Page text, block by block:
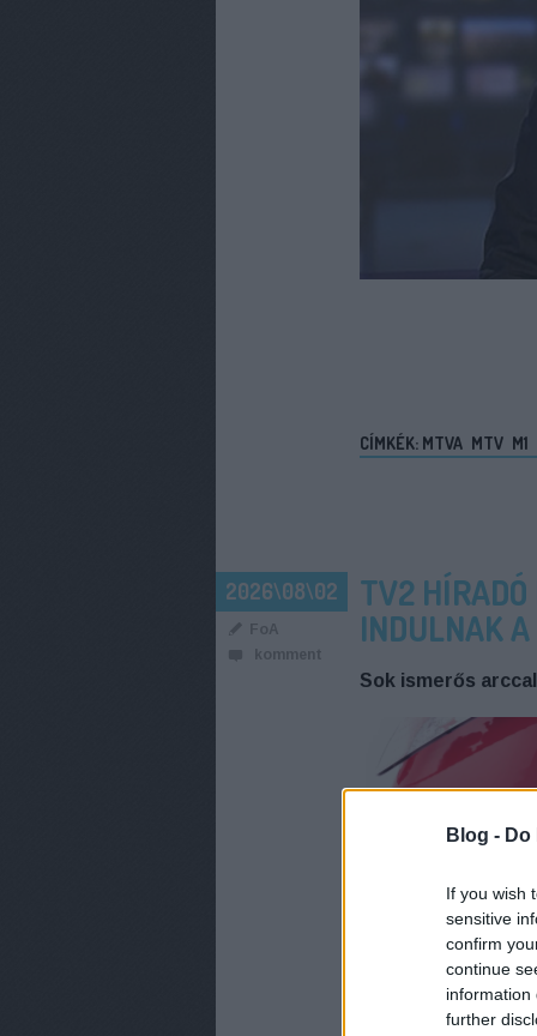
Blog -
If you wish
sensitive
confirm
continue
information
further
CÍMKÉK: MTVA MTV M1
2026\08\02
FoA
komment
TV2
INDULNAK
Sok ismerős